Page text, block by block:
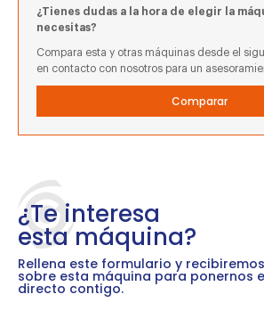
¿Tienes dudas a la hora de elegir la
necesitas?
Compara esta y otras máquinas desde el
en contacto con nosotros para un
Comparar
¿Te interesa
esta máquina?
Rellena este formulario y
sobre esta máquina para ponernos
directo contigo.